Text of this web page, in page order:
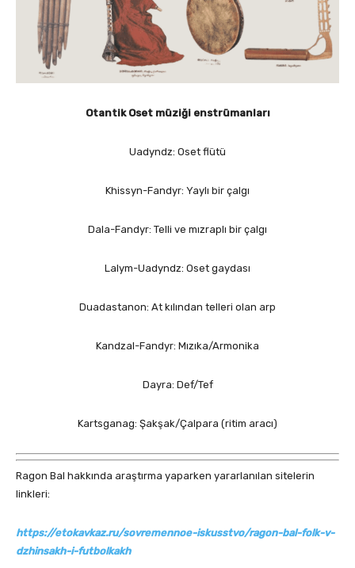
Otantik Oset müziği enstrümanları
Uadyndz: Oset flütü
Khissyn-Fandyr: Yaylı bir çalgı
Dala-Fandyr: Telli ve mızraplı bir çalgı
Lalym-Uadyndz: Oset gaydası
Duadastanon: At kılından telleri olan arp
Kandzal-Fandyr: Mızıka/Armonika
Dayra: Def/Tef
Kartsganag: Şakşak/Çalpara (ritim aracı)
Ragon Bal hakkında araştırma yaparken yararlanılan sitelerin
linkleri:
https://etokavkaz.ru/sovremennoe-iskusstvo/ragon-bal-folk-v-
dzhinsakh-i-futbolkakh